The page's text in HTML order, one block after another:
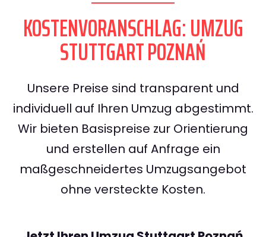
KOSTENVORANSCHLAG: UMZUG
STUTTGART POZNAŃ
Unsere Preise sind transparent und
individuell auf Ihren Umzug abgestimmt.
Wir bieten Basispreise zur Orientierung
und erstellen auf Anfrage ein
maßgeschneidertes Umzugsangebot
ohne versteckte Kosten.